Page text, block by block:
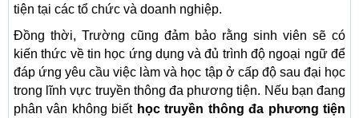
tiện tại các tổ chức và doanh nghiệp.
Đồng thời, Trường cũng đảm bảo rằng sinh viên sẽ có
kiến thức về tin học ứng dụng và đủ trình độ ngoại ngữ để
đáp ứng yêu cầu việc làm và học tập ở cấp độ sau đại học
trong lĩnh vực truyền thông đa phương tiện. Nếu bạn đang
phân vân không biết học truyền thông đa phương tiện